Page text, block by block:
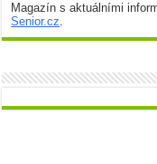
Magazín s aktuálními
Senior.cz.